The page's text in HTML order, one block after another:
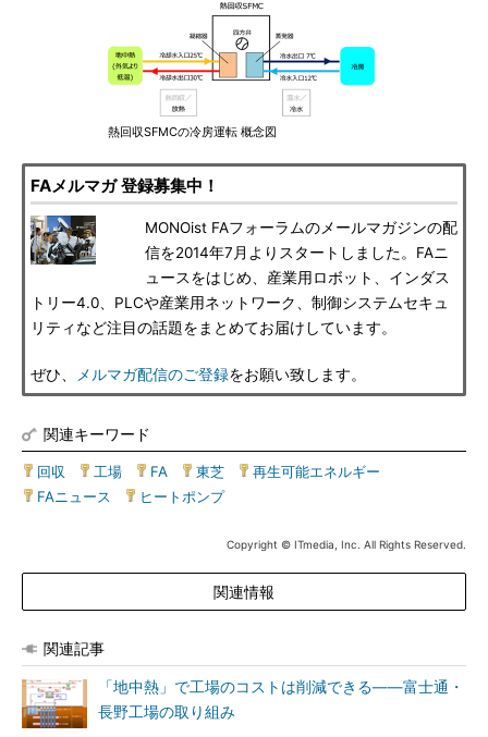
熱回収SFMCの冷房運転 概念図
FAメルマガ 登録募集中！
MONOist FAフォーラムのメールマガジンの配
信を2014年7月よりスタートしました。FAニ
ュースをはじめ、産業用ロボット、インダス
トリー4.0、PLCや産業用ネットワーク、制御システムセキュ
リティなど注目の話題をまとめてお届けしています。
ぜひ、 メルマガ配信のご登録をお願い致します。
関連キーワード
回収 工場 FA 東芝 再生可能エネルギー
FAニュース
ヒートポンプ
Copyright © ITmedia, Inc. All Rights Reserved.
関連情報
関連記事
「地中熱」で工場のコストは削減できる――富士通・
長野工場の取り組み